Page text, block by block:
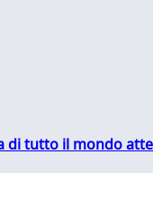
di tutto il mondo